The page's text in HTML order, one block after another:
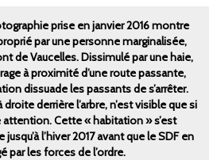
prise en janvier 2016 montre
par une personne marginalisée,
de Vaucelles. Dissimulé par une haie,
à proximité d’une route passante,
dissuade les passants de s’arrêter.
droite derrière l’arbre, n’est visible que si
attention. Cette « habitation » s’est
l’hiver 2017 avant que le SDF en
par les forces de l’ordre.